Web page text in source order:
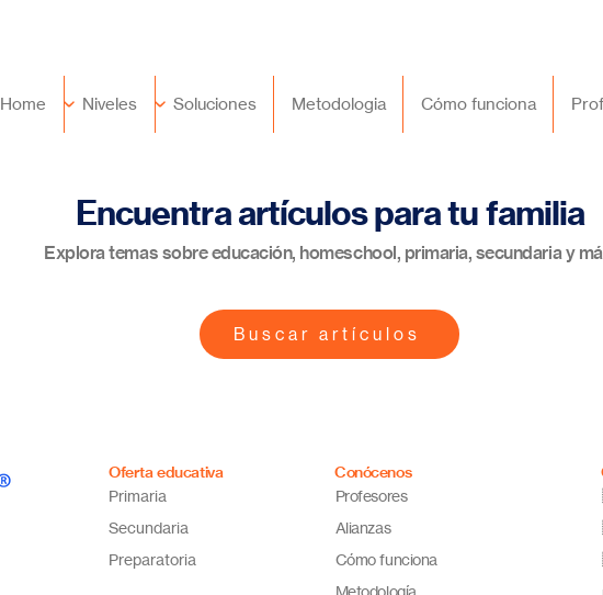
Home Niveles Soluciones Metodologia Cómo funciona
Encuentra artículos para tu familia
Explora temas sobre educación, homeschool, primaria, secundaria y
Buscar artículos
Oferta educativa
Primaria
Secundaria
Preparatoria
Conócenos
Profesores
Alianzas
Cómo funciona
Metodología